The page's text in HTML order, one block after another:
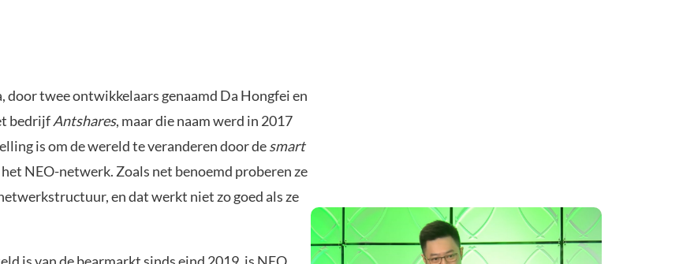
twee ontwikkelaars genaamd Da Hongfei en
bedrijfAntshares, maar die naam werd in 2017
is om de wereld te veranderen door desmart
NEO-netwerk. Zoals net benoemd proberen ze
en dat werkt niet zo goed als ze